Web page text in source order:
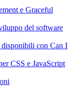
e Graceful
del software
con Can I
CSS e JavaScript